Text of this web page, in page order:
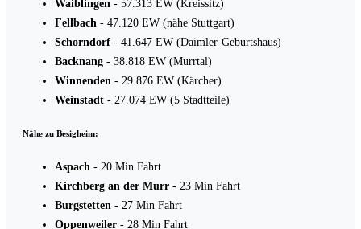
Waiblingen - 57.313 EW (Kreissitz)
Fellbach - 47.120 EW (nähe Stuttgart)
Schorndorf - 41.647 EW (Daimler-Geburtshaus)
Backnang - 38.818 EW (Murrtal)
Winnenden - 29.876 EW (Kärcher)
Weinstadt - 27.074 EW (5 Stadtteile)
Nähe zu Besigheim:
Aspach - 20 Min Fahrt
Kirchberg an der Murr - 23 Min Fahrt
Burgstetten - 27 Min Fahrt
Oppenweiler - 28 Min Fahrt